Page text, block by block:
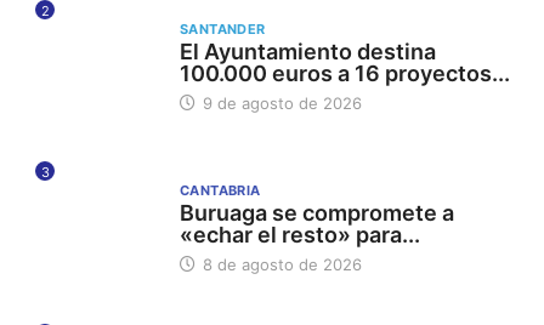
2
SANTANDER
El Ayuntamiento destina
100.000 euros a 16 proyectos...
9 de agosto de 2026
3
CANTABRIA
Buruaga se compromete a
«echar el resto» para...
8 de agosto de 2026